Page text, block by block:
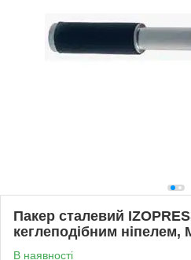
Пакер сталевий
кеглеподібним
В наявності